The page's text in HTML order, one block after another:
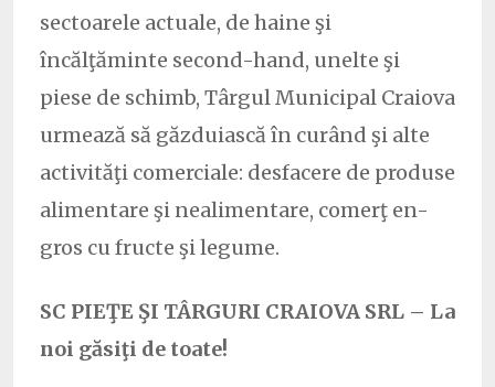
sectoarele actuale, de haine şi
încălţăminte second-hand, unelte şi
piese de schimb, Târgul Municipal Craiova
urmează să găzduiască în curând şi alte
activităţi comerciale: desfacere de produse
alimentare şi nealimentare, comerţ en-
gros cu fructe şi legume.
SC PIEŢE ŞI TÂRGURI CRAIOVA SRL – La
noi găsiţi de toate!